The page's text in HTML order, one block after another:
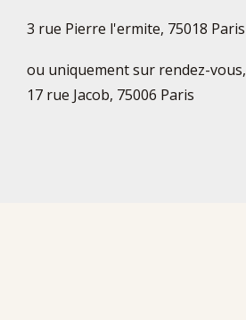
3 rue Pierre l'ermite, 75018 Paris
ou uniquement sur rendez-vous,
17 rue Jacob, 75006 Paris